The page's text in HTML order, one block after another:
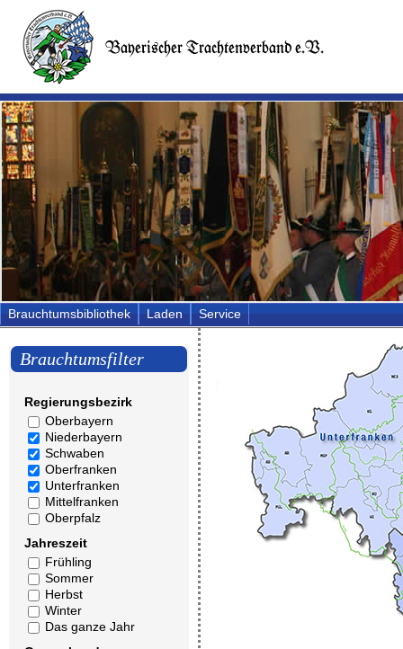
Brauchtumsbibliothek Laden Service
Brauchtumsfilter
Regierungsbezirk
Oberbayern
Niederbayern
Schwaben
Oberfranken
Unterfranken
Mittelfranken
Oberpfalz
Jahreszeit
Frühling
Sommer
Herbst
Winter
Das ganze Jahr